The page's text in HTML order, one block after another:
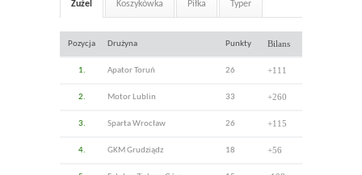
Żużel Koszykówka Piłka Typer
Pozycja Drużyna Punkty Bilans
1. Apator Toruń 26 +111
2. Motor Lublin 33 +260
3. Sparta Wrocław 26 +115
4. GKM Grudziądz 18 +56